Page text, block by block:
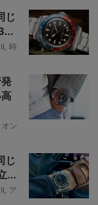
じ
時
オン
じ
...
ア